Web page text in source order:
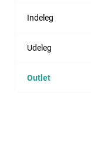
Indeleg
Udeleg
Outlet